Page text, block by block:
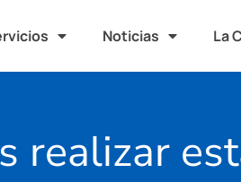
Noticias La
realizar